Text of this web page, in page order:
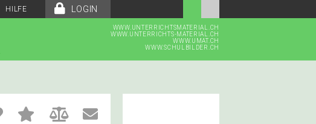
LOGIN
HILFE
WWW.UNTERRICHTSMATERIAL.CH
WWW.UNTERRICHTS-MATERIAL.CH
WWW.UMAT.CH
WWW.SCHULBILDER.CH